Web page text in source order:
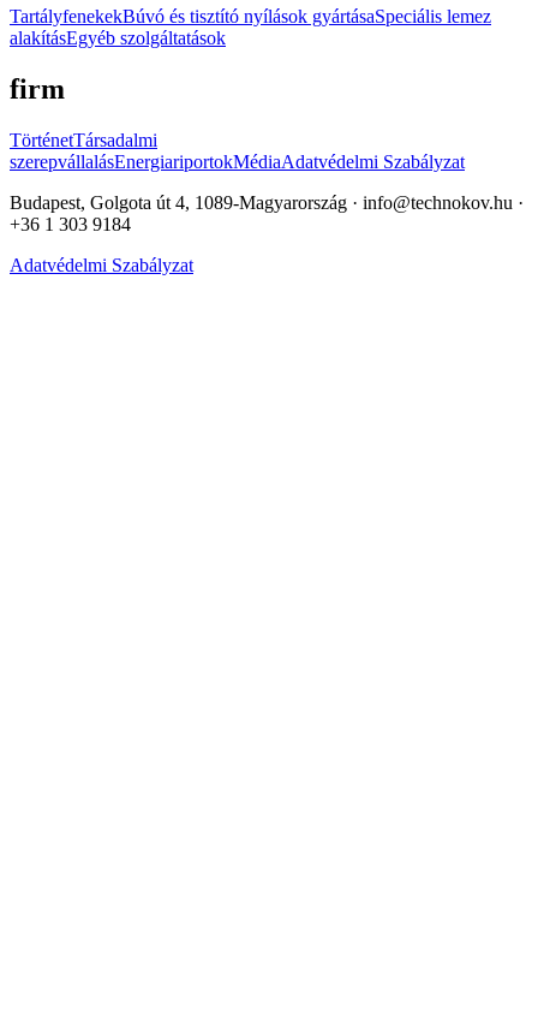
TartályfenekekBúvó és tisztító nyílások gyártásaSpeciális lemez
alakításEgyéb szolgáltatások
firm
TörténetTársadalmi
szerepvállalásEnergiariportokMédiaAdatvédelmi Szabályzat
Budapest, Golgota út 4, 1089-Magyarország · info@technokov.hu ·
+36 1 303 9184
Adatvédelmi Szabályzat